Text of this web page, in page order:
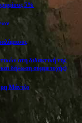
5%
στη διδακτική της
δήλωση συμμετοχής)
Μάντζο